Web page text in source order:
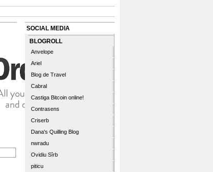
SOCIAL MEDIA
BLOGROLL
Anvelope
Ariel
Blog de Travel
Cabral
Castiga Bitcoin online!
Contrasens
Criserb
Dana's Quilling Blog
nwradu
Ovidiu Sîrb
piticu